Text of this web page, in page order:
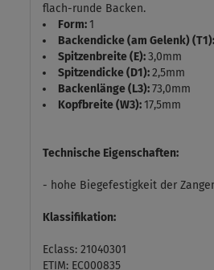
flach-runde Backen.
Form: 1
Backendicke (am Gelenk)
Spitzenbreite (E):3,0mm
Spitzendicke (D1):2,5mm
Backenlänge (L3):73,0mm
Kopfbreite (W3): 17,5mm
Technische Eigenschaften:
- hohe Biegefestigkeit der
Klassifikation:
Eclass: 21040301
ETIM: EC000835